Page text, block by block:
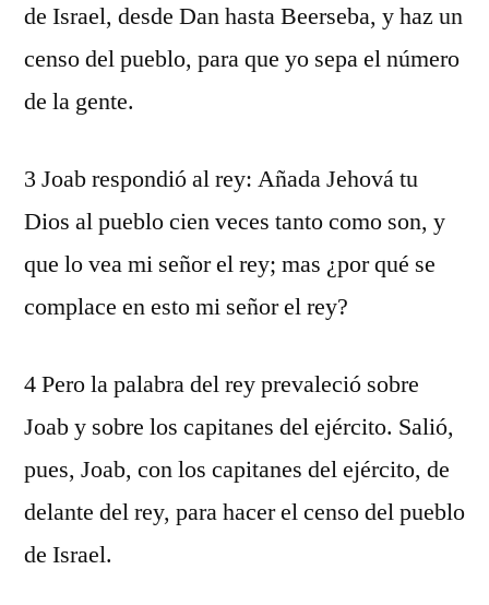
de Israel, desde Dan hasta Beerseba, y haz un
censo del pueblo, para que yo sepa el número
de la gente.
3 Joab respondió al rey: Añada Jehová tu
Dios al pueblo cien veces tanto como son, y
que lo vea mi señor el rey; mas ¿por qué se
complace en esto mi señor el rey?
4 Pero la palabra del rey prevaleció sobre
Joab y sobre los capitanes del ejército. Salió,
pues, Joab, con los capitanes del ejército, de
delante del rey, para hacer el censo del pueblo
de Israel.